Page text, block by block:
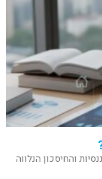
והחיסכון הנלווה